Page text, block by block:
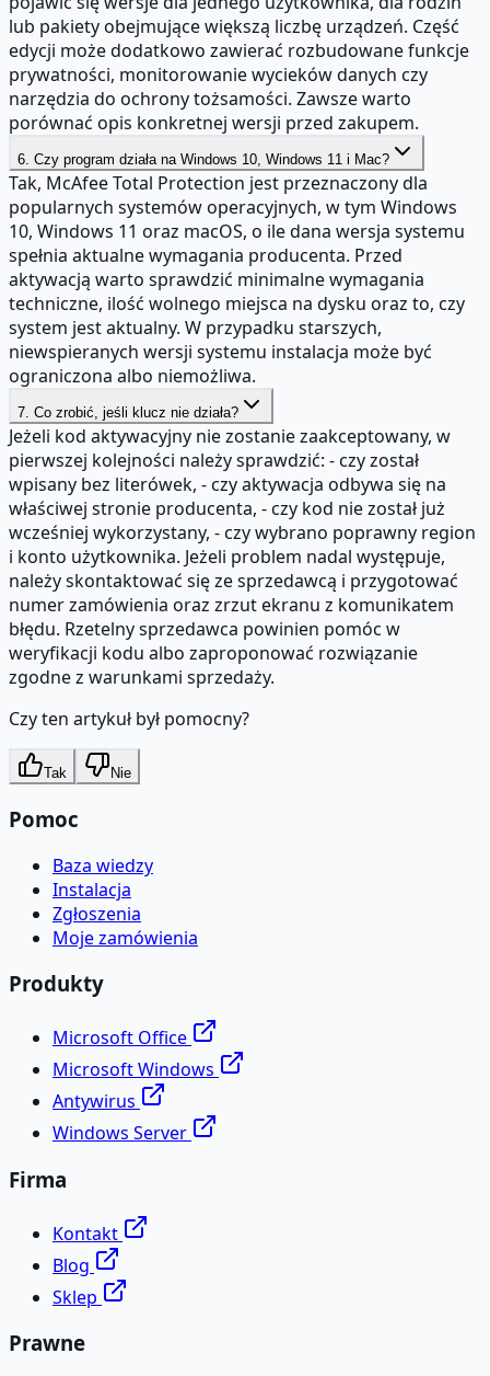
lub pakiety obejmujące większą liczbę urządzeń. Część
edycji może dodatkowo zawierać rozbudowane funkcje
prywatności, monitorowanie wycieków danych czy
narzędzia do ochrony tożsamości. Zawsze warto
porównać opis konkretnej wersji przed zakupem.
6. Czy program działa na Windows 10, Windows 11 i Mac?
Tak, McAfee Total Protection jest przeznaczony dla
popularnych systemów operacyjnych, w tym Windows
10, Windows 11 oraz macOS, o ile dana wersja systemu
spełnia aktualne wymagania producenta. Przed
aktywacją warto sprawdzić minimalne wymagania
techniczne, ilość wolnego miejsca na dysku oraz to, czy
system jest aktualny. W przypadku starszych,
niewspieranych wersji systemu instalacja może być
ograniczona albo niemożliwa.
7. Co zrobić, jeśli klucz nie działa?
Jeżeli kod aktywacyjny nie zostanie zaakceptowany, w
pierwszej kolejności należy sprawdzić: - czy został
wpisany bez literówek, - czy aktywacja odbywa się na
właściwej stronie producenta, - czy kod nie został już
wcześniej wykorzystany, - czy wybrano poprawny region
i konto użytkownika. Jeżeli problem nadal występuje,
należy skontaktować się ze sprzedawcą i przygotować
numer zamówienia oraz zrzut ekranu z komunikatem
błędu. Rzetelny sprzedawca powinien pomóc w
weryfikacji kodu albo zaproponować rozwiązanie
zgodne z warunkami sprzedaży.
Czy ten artykuł był pomocny?
Tak Nie
Pomoc
Baza wiedzy
Instalacja
Zgłoszenia
Moje zamówienia
Produkty
Microsoft Office
Microsoft Windows
Antywirus
Windows Server
Firma
Kontakt
Blog
Sklep
Prawne